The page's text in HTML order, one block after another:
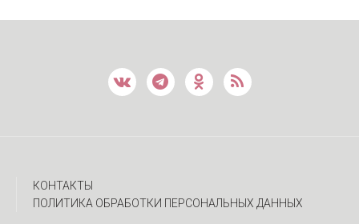
КОНТАКТЫ
ПОЛИТИКА ОБРАБОТКИ ПЕРСОНАЛЬНЫХ ДАННЫХ